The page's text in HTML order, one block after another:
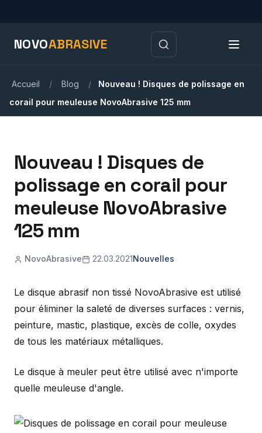
NOVOABRASIVE
Accueil / Blog /
Nouveau ! Disques de polissage en
corail pour meuleuse NovoAbrasive 125 mm
Nouveau ! Disques de
polissage en corail pour
meuleuse NovoAbrasive
125 mm
NovoAbrasive 22.03.2021Nouvelles
Le disque abrasif non tissé NovoAbrasive est utilisé
pour éliminer la saleté de diverses surfaces : vernis,
peinture, mastic, plastique, excès de colle, oxydes
de tous les matériaux métalliques.
Le disque à meuler peut être utilisé avec n'importe
quelle meuleuse d'angle.